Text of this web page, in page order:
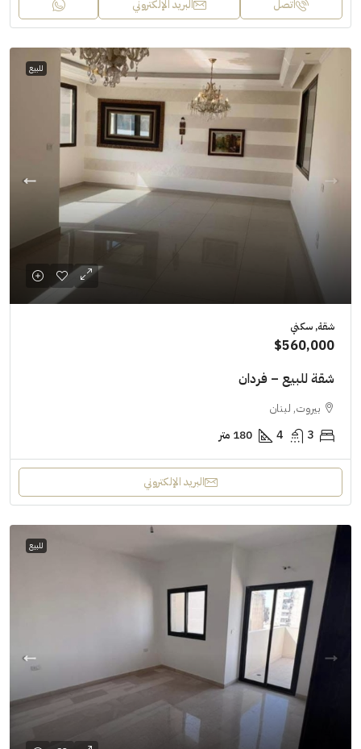
اتصل البريد الإلكتروني
للبيع
شقة, سكني
$560,000
شقة للبيع – فردان
بيروت, لبنان
3
4 180 متر
البريد الإلكتروني
للبيع